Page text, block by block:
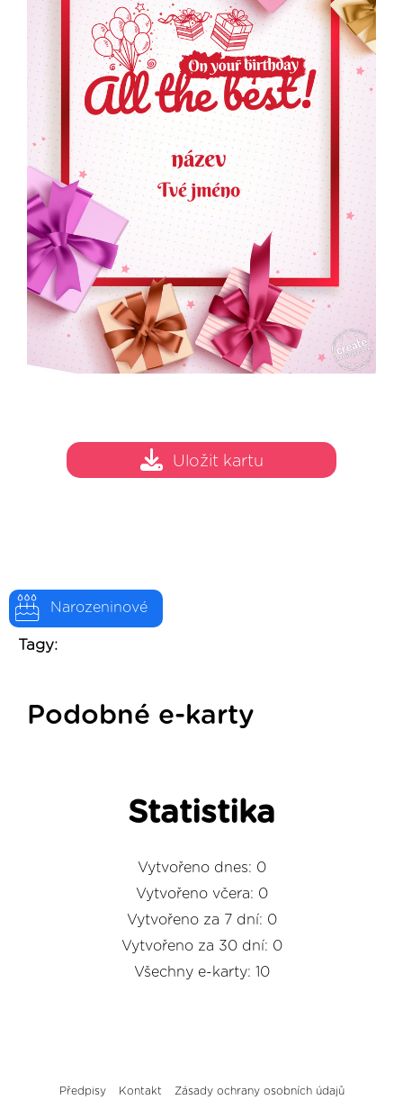
Narozeninové
Tagy:
Uložit kartu
Podobné e-karty
Statistika
Vytvořeno dnes: 0
Vytvořeno včera: 0
Vytvořeno za 7 dní: 0
Vytvořeno za 30 dní: 0
Všechny e-karty: 10
Předpisy Kontakt Zásady ochrany osobních údajů